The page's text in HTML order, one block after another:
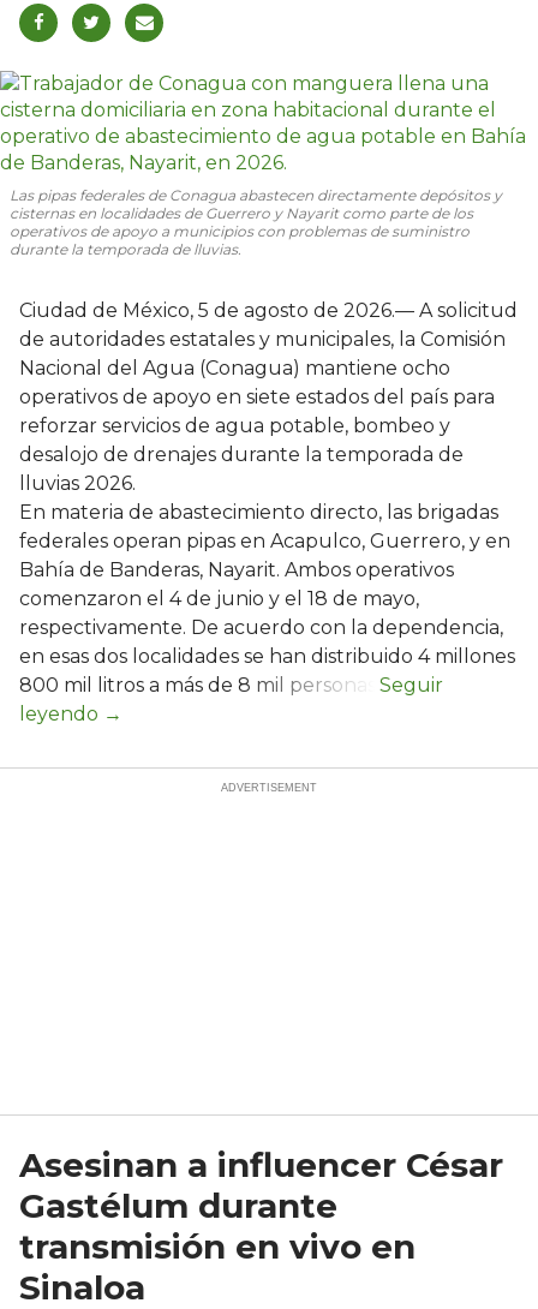
Las pipas federales de Conagua abastecen directamente depósitos y
cisternas en localidades de Guerrero y Nayarit como parte de los
operativos de apoyo a municipios con problemas de suministro
durante la temporada de lluvias.
Ciudad de México, 5 de agosto de 2026.— A solicitud
de autoridades estatales y municipales, la Comisión
Nacional del Agua (Conagua) mantiene ocho
operativos de apoyo en siete estados del país para
reforzar servicios de agua potable, bombeo y
desalojo de drenajes durante la temporada de
lluvias 2026.
En materia de abastecimiento directo, las brigadas
federales operan pipas en Acapulco, Guerrero, y en
Bahía de Banderas, Nayarit. Ambos operativos
comenzaron el 4 de junio y el 18 de mayo,
respectivamente. De acuerdo con la dependencia,
en esas dos localidades se han distribuido 4 millones
800 mil litros a más de 8 mil personas.
Asesinan a influencer César
Gastélum durante
transmisión en vivo en
Sinaloa